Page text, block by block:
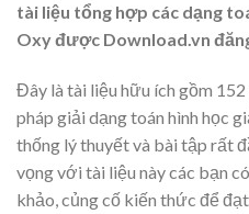
tài liệu tổng hợp các dạng
Oxy được Download.vn
Đây là tài liệu hữu ích gồm
pháp giải dạng toán hình học
thống lý thuyết và bài tập rất
vọng với tài liệu này các bạn
khảo, củng cố kiến thức để